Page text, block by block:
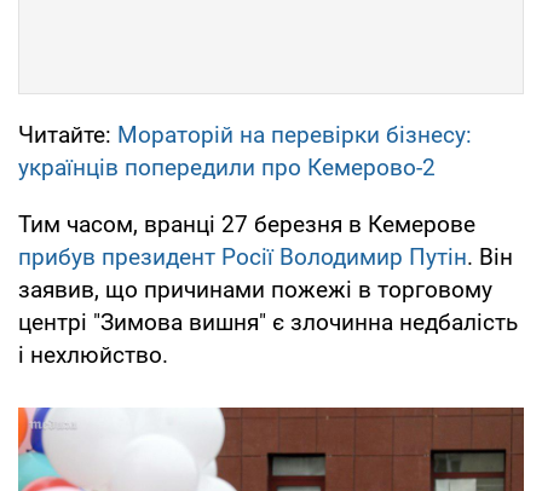
Читайте: Мораторій на перевірки бізнесу:
українців попередили про Кемерово-2
Тим часом, вранці 27 березня в Кемерове
прибув президент Росії Володимир Путін. Він
заявив, що причинами пожежі в торговому
центрі "Зимова вишня" є злочинна недбалість
і нехлюйство.